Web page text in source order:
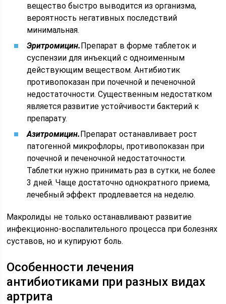
вещество быстро выводится из организма,
вероятность негативных последствий
минимальная.
Эритромицин.Препарат в форме таблеток и
суспензии для инъекций с одноименным
действующим веществом. Антибиотик
противопоказан при почечной и печеночной
недостаточности. Существенным недостатком
является развитие устойчивости бактерий к
препарату.
Азитромицин.Препарат останавливает рост
патогенной микрофлоры, противопоказан при
почечной и печеночной недостаточности.
Таблетки нужно принимать раз в сутки, не более
3 дней. Чаще достаточно однократного приема,
лечебный эффект продлевается на неделю.
Макролиды не только останавливают развитие
инфекционно-воспалительного процесса при болезнях
суставов, но и купируют боль.
Особенности лечения
антибиотиками при разных видах
артрита